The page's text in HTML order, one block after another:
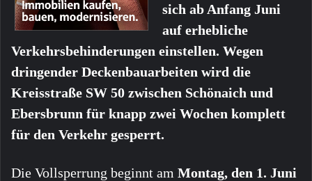
sich ab Anfang Juni
auf erhebliche
Verkehrsbehinderungen einstellen. Wegen
dringender Deckenbauarbeiten wird die
Kreisstraße SW 50 zwischen Schönaich und
Ebersbrunn für knapp zwei Wochen komplett
für den Verkehr gesperrt.
Die Vollsperrung beginnt am Montag, den 1. Juni